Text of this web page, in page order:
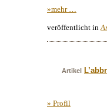
»mehr …
veröffentlicht in
Artikel
» Profil